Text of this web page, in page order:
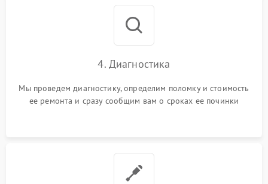
4. Диагностика
Мы проведем диагностику, определим поломку и стоимость
ее ремонта и сразу сообщим вам о сроках ее починки